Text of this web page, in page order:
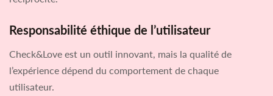
Responsabilité éthique de l’utilisateur
Check&Love est un outil innovant, mais la qualité de
l’expérience dépend du comportement de chaque
utilisateur.